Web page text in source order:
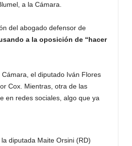
a la Cámara.
del abogado defensor de
a la oposición de “hacer
el diputado Iván Flores
Cox. Mientras, otra de las
en redes sociales, algo que ya
diputada Maite Orsini (RD)